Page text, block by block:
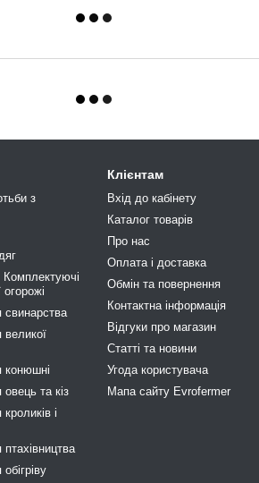
з
Комплектуючі
конюшні
та кіз
і
Клієнтам
Вхід до кабінету
Каталог товарів
Про нас
Оплата і доставка
Обмін та повернення
Контактна інформація
Відгуки про магазин
Статті та новини
Угода користувача
Мапа сайту Evrofermer